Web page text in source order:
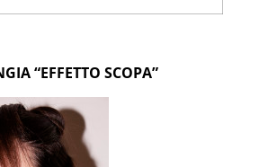
“EFFETTO SCOPA”